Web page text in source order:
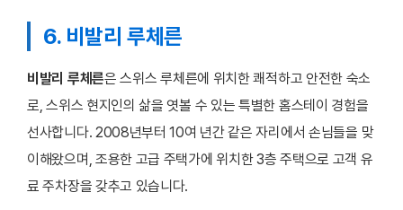
6. 비발리 루체른
비발리 루체른은 스위스 루체른에 위치한 쾌적하고 안전한 숙소
로, 스위스 현지인의 삶을 엿볼 수 있는 특별한 홈스테이 경험을
선사합니다. 2008년부터 10여 년간 같은 자리에서 손님들을 맞
이해왔으며, 조용한 고급 주택가에 위치한 3층 주택으로 고객 유
료 주차장을 갖추고 있습니다.